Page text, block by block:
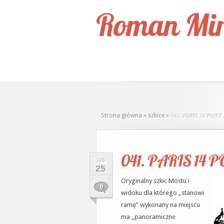
Roman
Strona główna » szkice » 041. PARIS 14
LIS
25
0
041. PARIS 14
Oryginalny szkic Mostu i
widoku dla którego „stanowi
ramę” wykonany na miejscu
ma „panoramiczne